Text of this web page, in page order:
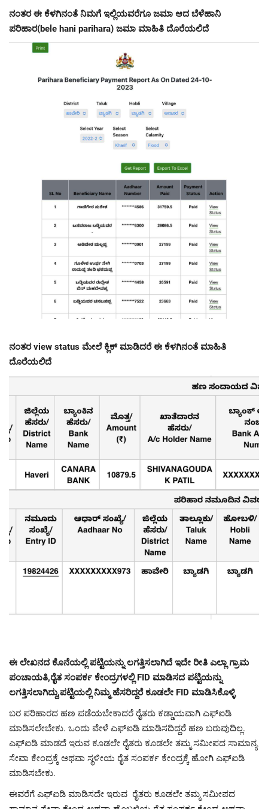
ನಂತರ ಈ ಕೆಳಗಿನಂತೆ ನಿಮಗೆ ಇಲ್ಲಿಯವರೆಗೂ ಜಮಾ ಆದ ಬೆಳೆಹಾನಿ
ಪರಿಹಾರ(bele hani parihara) ಜಮಾ ಮಾಹಿತಿ ದೊರೆಯಲಿದೆ
ನಂತರ view status ಮೇಲೆ ಕ್ಲಿಕ್ ಮಾಡಿದರೆ ಈ ಕೆಳಗಿನಂತೆ ಮಾಹಿತಿ
ದೊರೆಯಲಿದೆ
ಈ ಲೇಖನದ ಕೊನೆಯಲ್ಲಿ ಪಟ್ಟಿಯನ್ನು ಲಗತ್ತಿಸಲಾಗಿದೆ ಇದೇ ರೀತಿ ಎಲ್ಲಾ ಗ್ರಾಮ
ಪಂಚಾಯತಿ,ರೈತ ಸಂಪರ್ಕ ಕೇಂದ್ರಗಳಲ್ಲಿ FID ಮಾಡಿಸದ ಪಟ್ಟಿಯನ್ನು
ಲಗತ್ತಿಸಲಾಗಿದ್ದು,ಪಟ್ಟಿಯಲ್ಲಿ ನಿಮ್ಮ ಹೆಸರಿದ್ದರೆ ಕೂಡಲೇ FID ಮಾಡಿಸಿಕೊಳ್ಳಿ
ಬರ ಪರಿಹಾರದ ಹಣ ಪಡೆಯಬೇಕಾದರೆ ರೈತರು ಕಡ್ಡಾಯವಾಗಿ ಎಫ್‌ಐಡಿ
ಮಾಡಿಸಲೇಬೇಕು. ಒಂದು ವೇಳೆ ಎಫ್‌ಐಡಿ ಮಾಡಿಸದಿದ್ದರೆ ಹಣ ಬರುವುದಿಲ್ಲ.
ಎಫ್‌ಐಡಿ ಮಾಡದೆ ಇರುವ ಕೂಡಲೇ ರೈತರು ಕೂಡಲೇ ತಮ್ಮ ಸಮೀಪದ ಸಾಮಾನ್ಯ
ಸೇವಾ ಕೇಂದ್ರಕ್ಕೆ ಅಥವಾ ಸ್ಥಳೀಯ ರೈತ ಸಂಪರ್ಕ ಕೇಂದ್ರಕ್ಕೆ ಹೋಗಿ ಎಫ್‌ಐಡಿ
ಮಾಡಿಸಬೇಕು.
ಈವರೆಗೆ ಎಫ್‌ಐಡಿ ಮಾಡಿಸದೇ ಇರುವ ರೈತರು ಕೂಡಲೇ ತಮ್ಮ ಸಮೀಪದ